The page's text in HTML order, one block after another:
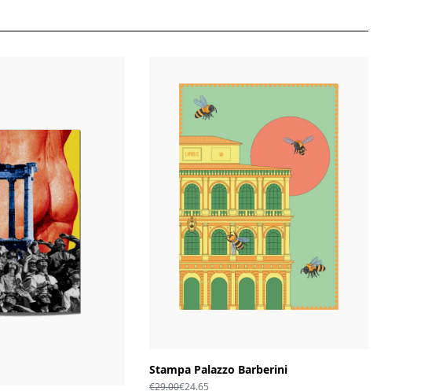
Stampa Palazzo Barberini
€29.00Il
€24.65